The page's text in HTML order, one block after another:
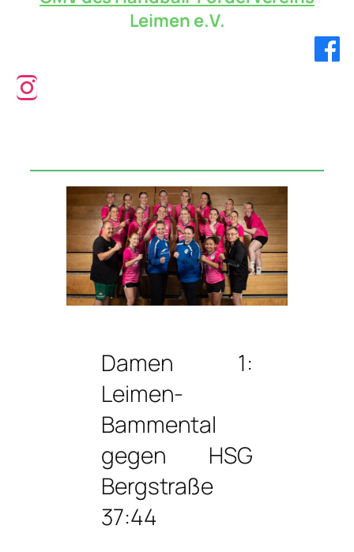
Leimen e.V.
Verbandsliga!
Damen 1:
Leimen-
Bammental
gegen HSG
Bergstraße
37:44